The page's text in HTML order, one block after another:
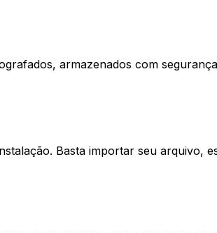
armazenados com
Basta importar seu arquivo,